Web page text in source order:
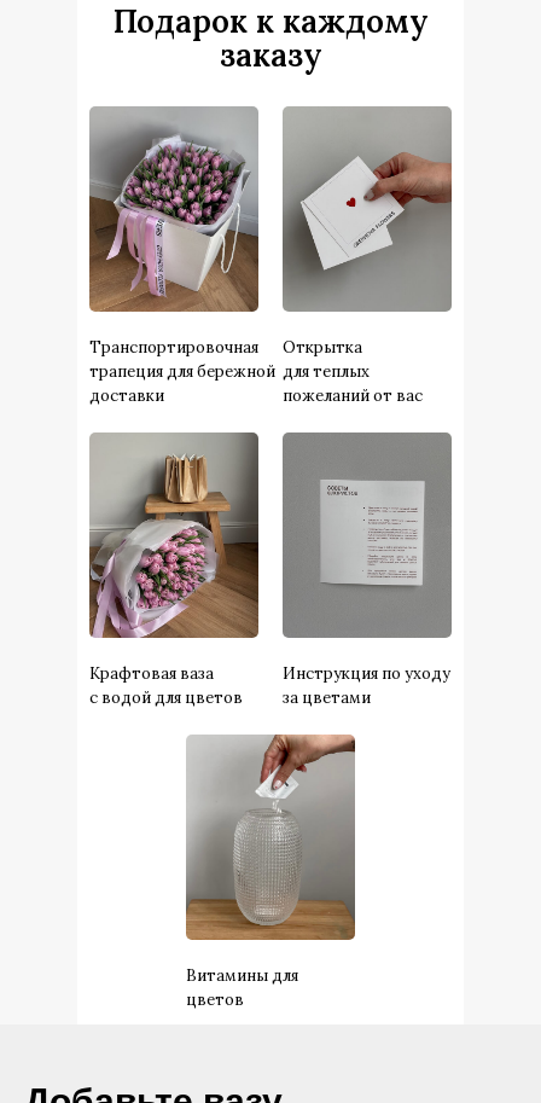
Транспортировочная
трапеция для бережной
доставки
Открытка
для теплых
пожеланий от вас
Крафтовая ваза
с водой для цветов
Инструкция по уходу
за цветами
Витамины для
цветов
Подарок к каждому
заказу